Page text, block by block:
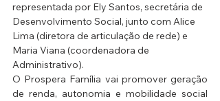
representada por Ely Santos, secretária de
Desenvolvimento Social, junto com Alice
Lima (diretora de articulação de rede) e
Maria Viana (coordenadora de
Administrativo).
O Prospera Família vai promover geração
de renda, autonomia e mobilidade social